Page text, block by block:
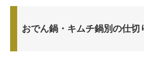
おでん鍋・キムチ鍋別の仕切